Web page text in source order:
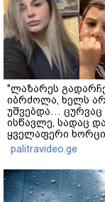
"ლაზარეს
იბრძოლა, ხელს არ
უშვებდა… ცურვაც
ისწავლე, სადაც
ყველაფერი
ცხოვრებიდან" –
ხობში დაღუპული
შვილის
palitravideo.ge